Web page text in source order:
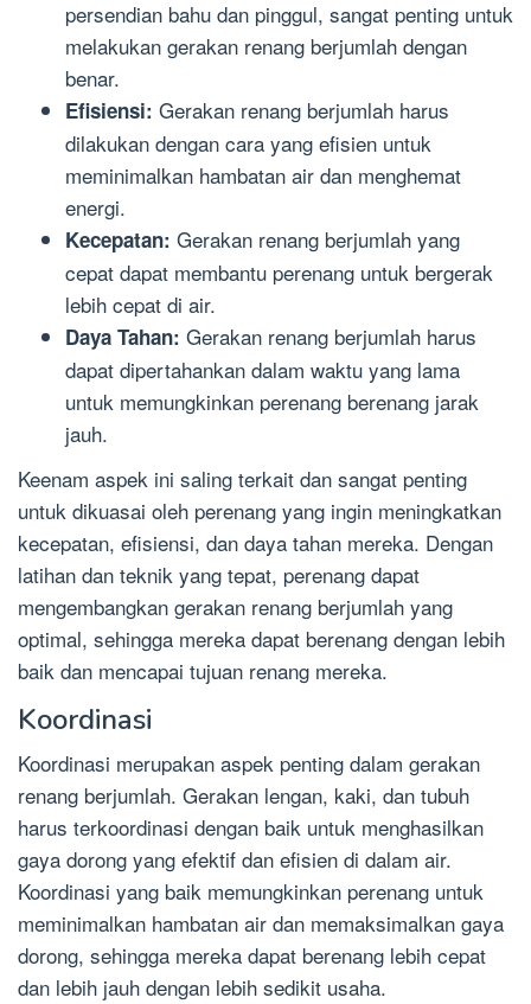
persendian bahu dan pinggul, sangat penting untuk
melakukan gerakan renang berjumlah dengan
benar.
Efisiensi: Gerakan renang berjumlah harus
dilakukan dengan cara yang efisien untuk
meminimalkan hambatan air dan menghemat
energi.
Kecepatan: Gerakan renang berjumlah yang
cepat dapat membantu perenang untuk bergerak
lebih cepat di air.
Daya Tahan: Gerakan renang berjumlah harus
dapat dipertahankan dalam waktu yang lama
untuk memungkinkan perenang berenang jarak
jauh.
Keenam aspek ini saling terkait dan sangat penting
untuk dikuasai oleh perenang yang ingin meningkatkan
kecepatan, efisiensi, dan daya tahan mereka. Dengan
latihan dan teknik yang tepat, perenang dapat
mengembangkan gerakan renang berjumlah yang
optimal, sehingga mereka dapat berenang dengan lebih
baik dan mencapai tujuan renang mereka.
Koordinasi
Koordinasi merupakan aspek penting dalam gerakan
renang berjumlah. Gerakan lengan, kaki, dan tubuh
harus terkoordinasi dengan baik untuk menghasilkan
gaya dorong yang efektif dan efisien di dalam air.
Koordinasi yang baik memungkinkan perenang untuk
meminimalkan hambatan air dan memaksimalkan gaya
dorong, sehingga mereka dapat berenang lebih cepat
dan lebih jauh dengan lebih sedikit usaha.